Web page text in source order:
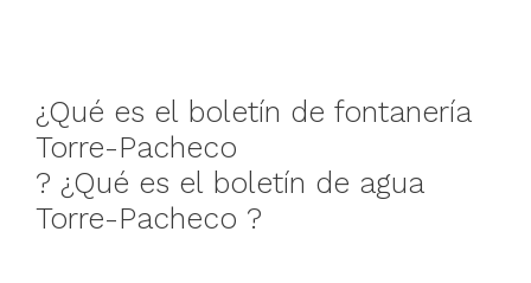
¿Qué es el boletín de fontanería
Torre-Pacheco
? ¿Qué es el boletín de agua
Torre-Pacheco ?